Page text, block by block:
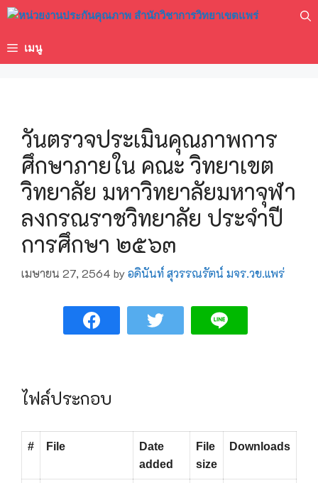
เมนู
วันตรวจประเมินคุณภาพการ
ศึกษาภายใน คณะ วิทยาเขต
วิทยาลัย มหาวิทยาลัยมหาจุฬา
ลงกรณราชวิทยาลัย ประจำปี
การศึกษา ๒๕๖๓
เมษายน 27, 2564 byอดินันท์ สุวรรณรัตน์ มจร.วข.แพร่
ไฟล์ประกอบ
# File
Date
added
File
size
Downloads